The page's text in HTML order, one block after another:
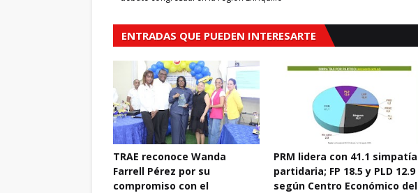
ENTRADAS QUE PUEDEN INTERESARTE
TRAE reconoce Wanda
Farrell Pérez por su
compromiso con el
PRM lidera con 41.1 simpatía
partidaria; FP 18.5 y PLD 12.9
según Centro Económico del